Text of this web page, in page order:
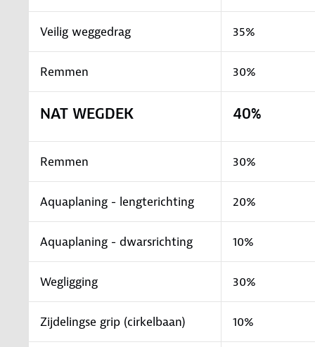
Veilig weggedrag 35%
Remmen 30%
NAT WEGDEK 40%
Remmen 30%
Aquaplaning - lengterichting 20%
Aquaplaning - dwarsrichting 10%
Wegligging 30%
Zijdelingse grip (cirkelbaan) 10%